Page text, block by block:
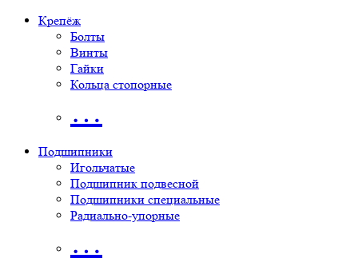
Крепёж
Болты
Винты
Гайки
Кольца стопорные
…
Подшипники
Игольчатые
Подшипник подвесной
Подшипники специальные
Радиально-упорные
…